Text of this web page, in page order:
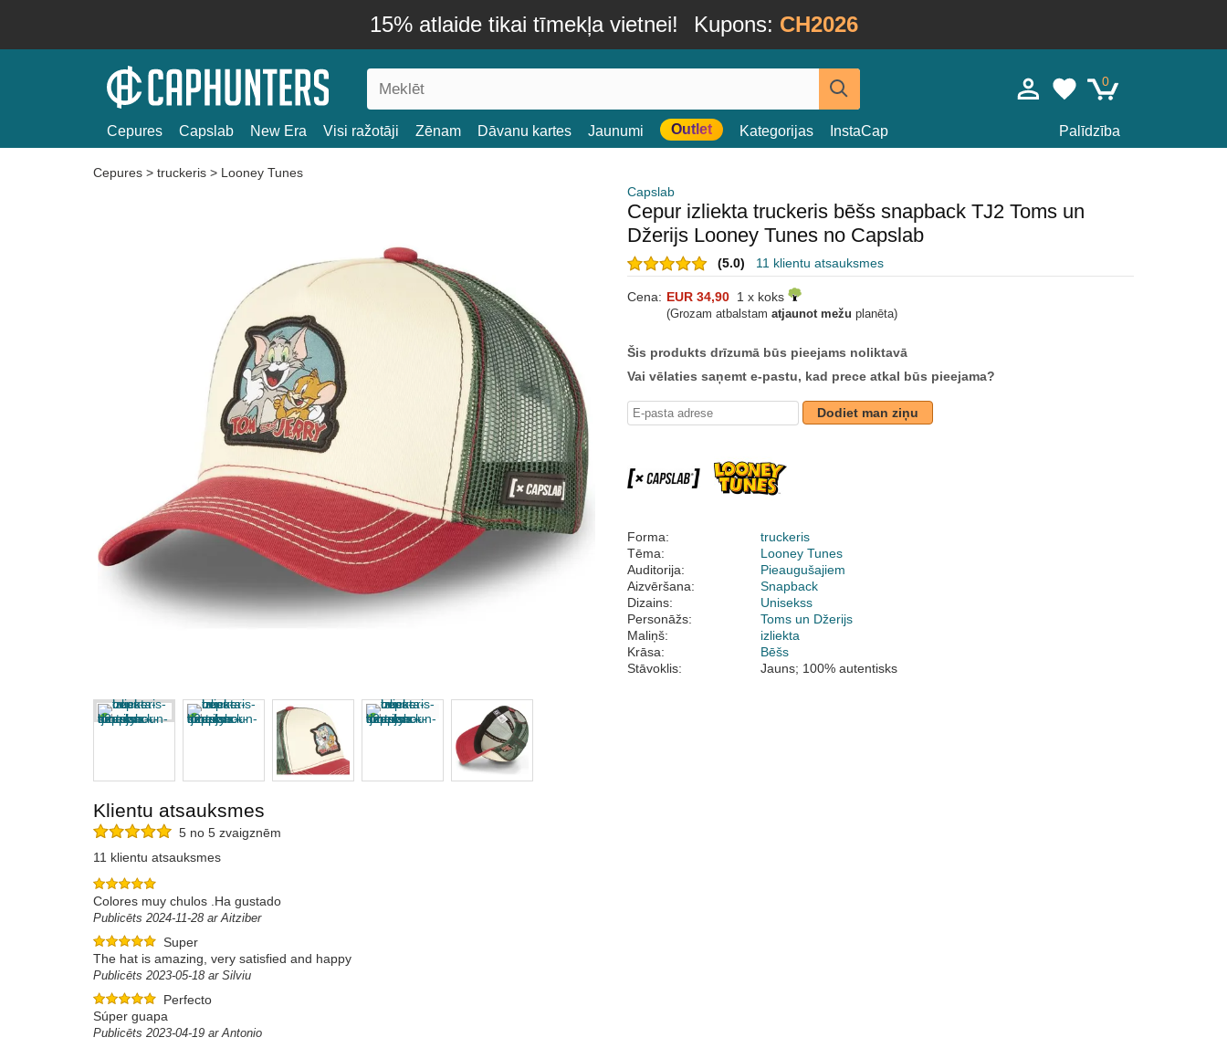
15% atlaide tikai tīmekļa vietnei! Kupons: CH2026
0
Cepures Capslab New Era Visi ražotāji Zēnam Dāvanu kartes Jaunumi Outlet Kategorijas InstaCap Palīdzība
Cepures > truckeris > Looney Tunes
Capslab
Cepur izliekta truckeris bēšs snapback TJ2 Toms un
Džerijs Looney Tunes no Capslab
(5.0) 11 klientu atsauksmes
Cena: EUR 34,90 1 x koks
(Grozam atbalstam atjaunot mežu planēta)
Šis produkts drīzumā būs pieejams noliktavā
Vai vēlaties saņemt e-pastu, kad prece atkal būs pieejama?
Dodiet man ziņu
Forma:
truckeris
Tēma:
Looney Tunes
Auditorija:
Pieaugušajiem
Aizvēršana:
Snapback
Dizains:
Unisekss
Personāžs:
Toms un Džerijs
Maliņš:
izliekta
Krāsa:
Bēšs
Stāvoklis:
Jauns; 100% autentisks
Klientu atsauksmes
5 no 5 zvaigznēm
11 klientu atsauksmes
Colores muy chulos .Ha gustado
Publicēts 2024-11-28 ar Aitziber
Super
The hat is amazing, very satisfied and happy
Publicēts 2023-05-18 ar Silviu
Perfecto
Súper guapa
Publicēts 2023-04-19 ar Antonio